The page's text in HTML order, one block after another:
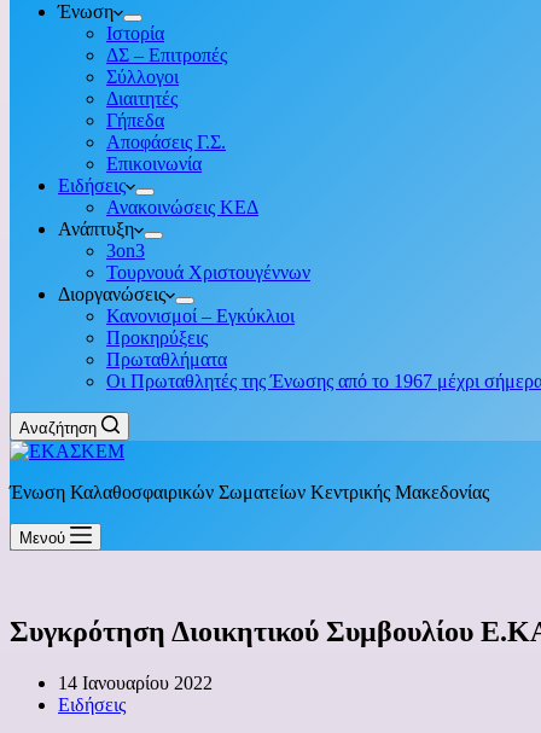
Ένωση
Ιστορία
ΔΣ – Επιτροπές
Σύλλογοι
Διαιτητές
Γήπεδα
Αποφάσεις Γ.Σ.
Επικοινωνία
Ειδήσεις
Ανακοινώσεις ΚΕΔ
Ανάπτυξη
3on3
Τουρνουά Χριστουγέννων
Διοργανώσεις
Κανονισμοί – Εγκύκλιοι
Προκηρύξεις
Πρωταθλήματα
Οι Πρωταθλητές της Ένωσης από το 1967 μέχρι
Αναζήτηση
Ένωση Καλαθοσφαιρικών Σωματείων Κεντρικής Μακεδονίας
Μενού
Συγκρότηση Διοικητικού Συμβουλίου
14 Ιανουαρίου 2022
Ειδήσεις